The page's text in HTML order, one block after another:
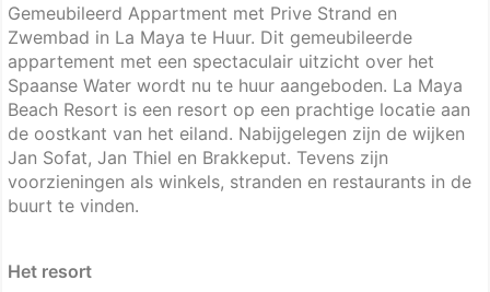
Gemeubileerd Appartment met Prive Strand en
Zwembad in La Maya te Huur. Dit gemeubileerde
appartement met een spectaculair uitzicht over het
Spaanse Water wordt nu te huur aangeboden. La Maya
Beach Resort is een resort op een prachtige locatie aan
de oostkant van het eiland. Nabijgelegen zijn de wijken
Jan Sofat, Jan Thiel en Brakkeput. Tevens zijn
voorzieningen als winkels, stranden en restaurants in de
buurt te vinden.
Het resort